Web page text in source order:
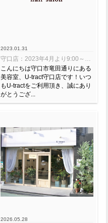
2023.01.31
守口店：2023年4月より9:00～営業スタート
こんにちは守口市竜田通りにある
美容室、U-tract守口店です！いつ
もU-tractをご利用頂き、誠にあり
がとうござ...
2026.05.28